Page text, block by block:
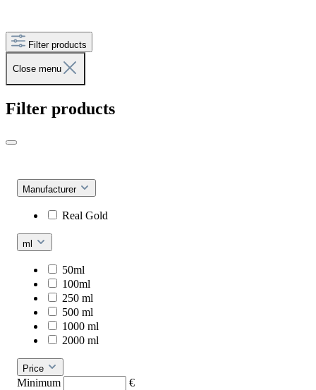
Filter products
Close menu
Filter products
Manufacturer
Real Gold
ml
50ml
100ml
250 ml
500 ml
1000 ml
2000 ml
Price
Minimum
€